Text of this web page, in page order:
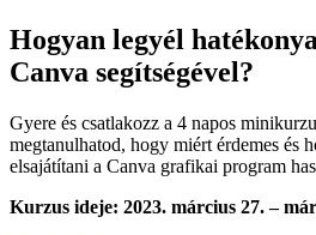
Hogyan legyél
Canva segítségével?
Gyere és csatlakozz a 4 napos
megtanulhatod, hogy miért érdemes és
elsajátítani a Canva grafikai program
Kurzus ideje: 2023. március 27. –